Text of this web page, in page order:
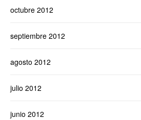
octubre 2012
septiembre 2012
agosto 2012
julio 2012
junio 2012